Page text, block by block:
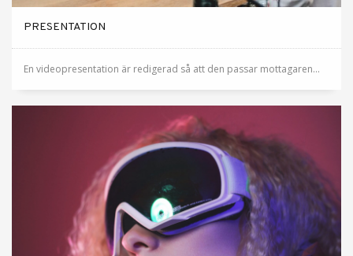
PRESENTATION
En videopresentation är redigerad så att den passar mottagaren...